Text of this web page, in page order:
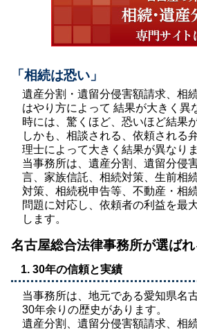
「相続は恐い」
遺産分割・遺留分侵害額請求、相
はやり方によって 結果が大きく異
時には、驚くほど、恐いほど結果
しかも、相談される、依頼される
理士によって大きく結果が異なりま
当事務所は、遺産分割、遺留分侵
言、家族信託、相続対策、生前相
対策、相続税申告等、不動産・相
問題に対応し、依頼者の利益を最
します。
名古屋総合法律事務所が選ば
1. 30年の信頼と実績
当事務所は、地元である愛知県名
30年余りの歴史があります。
遺産分割、遺留分侵害額請求、相